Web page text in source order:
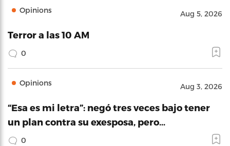
Opinions Aug 5, 2026
Terror a las 10 AM
0
Opinions Aug 3, 2026
“Esa es mi letra”: negó tres veces bajo tener
un plan contra su exesposa, pero…
0